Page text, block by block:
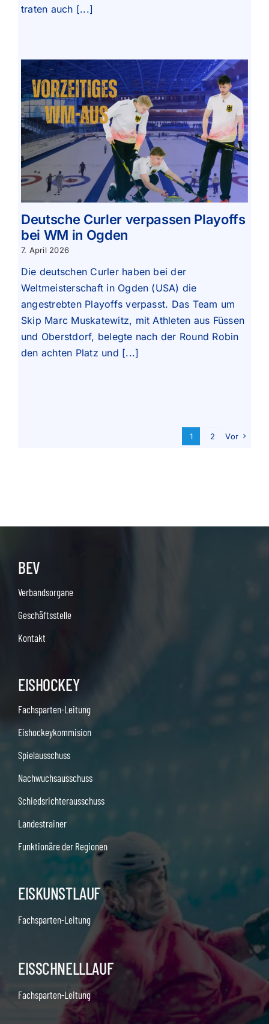
traten auch [...]
Deutsche Curler verpassen Playoffs
bei WM in Ogden
7. April 2026
Die deutschen Curler haben bei der
Weltmeisterschaft in Ogden (USA) die
angestrebten Playoffs verpasst. Das Team um
Skip Marc Muskatewitz, mit Athleten aus Füssen
und Oberstdorf, belegte nach der Round Robin
den achten Platz und [...]
1 2 Vor
BEV
Verbandsorgane
Geschäftsstelle
Kontakt
EISHOCKEY
Fachsparten-Leitung
Eishockeykommision
Spielausschuss
Nachwuchsausschuss
Schiedsrichterausschuss
Landestrainer
Funktionäre der Regionen
EISKUNSTLAUF
Fachsparten-Leitung
EISSCHNELLLAUF
Fachsparten-Leitung